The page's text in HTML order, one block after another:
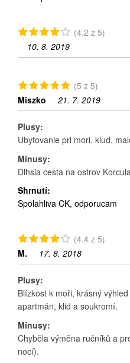
(4.2 z 5)
10. 8. 2019
(5 z 5)
Miszko
21. 7. 2019
Plusy:
Ubytovanie pri mori, klud,
Mínusy:
Dlhsia cesta na ostrov
Shrnutí:
Spolahliva CK, odporucam
(4.4 z 5)
M.
17. 8. 2018
Plusy:
Blízkost k moři, krásný
apartmán, klid a soukromí.
Mínusy:
Chyběla výměna ručníků a
nocí).